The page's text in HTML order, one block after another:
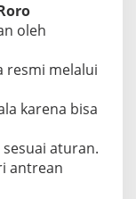
oleh
resmi melalui
karena bisa
aturan.
antrean